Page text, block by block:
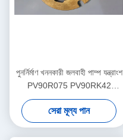
পুনর্নির্মাণ খননকারী জলবাহী পাম্প যন্ত্রাংশ
PV90R075 PV90RK42
PV90L42 মাল্টি মডেল
সেরা মূল্য পান